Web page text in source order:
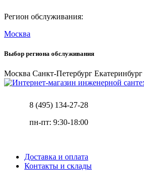
Регион обслуживания:
Москва
Выбор региона обслуживания
Москва Санкт-Петербург Екатеринбург
8 (495) 134-27-28
пн-пт: 9:30-18:00
Доставка и оплата
Контакты и склады